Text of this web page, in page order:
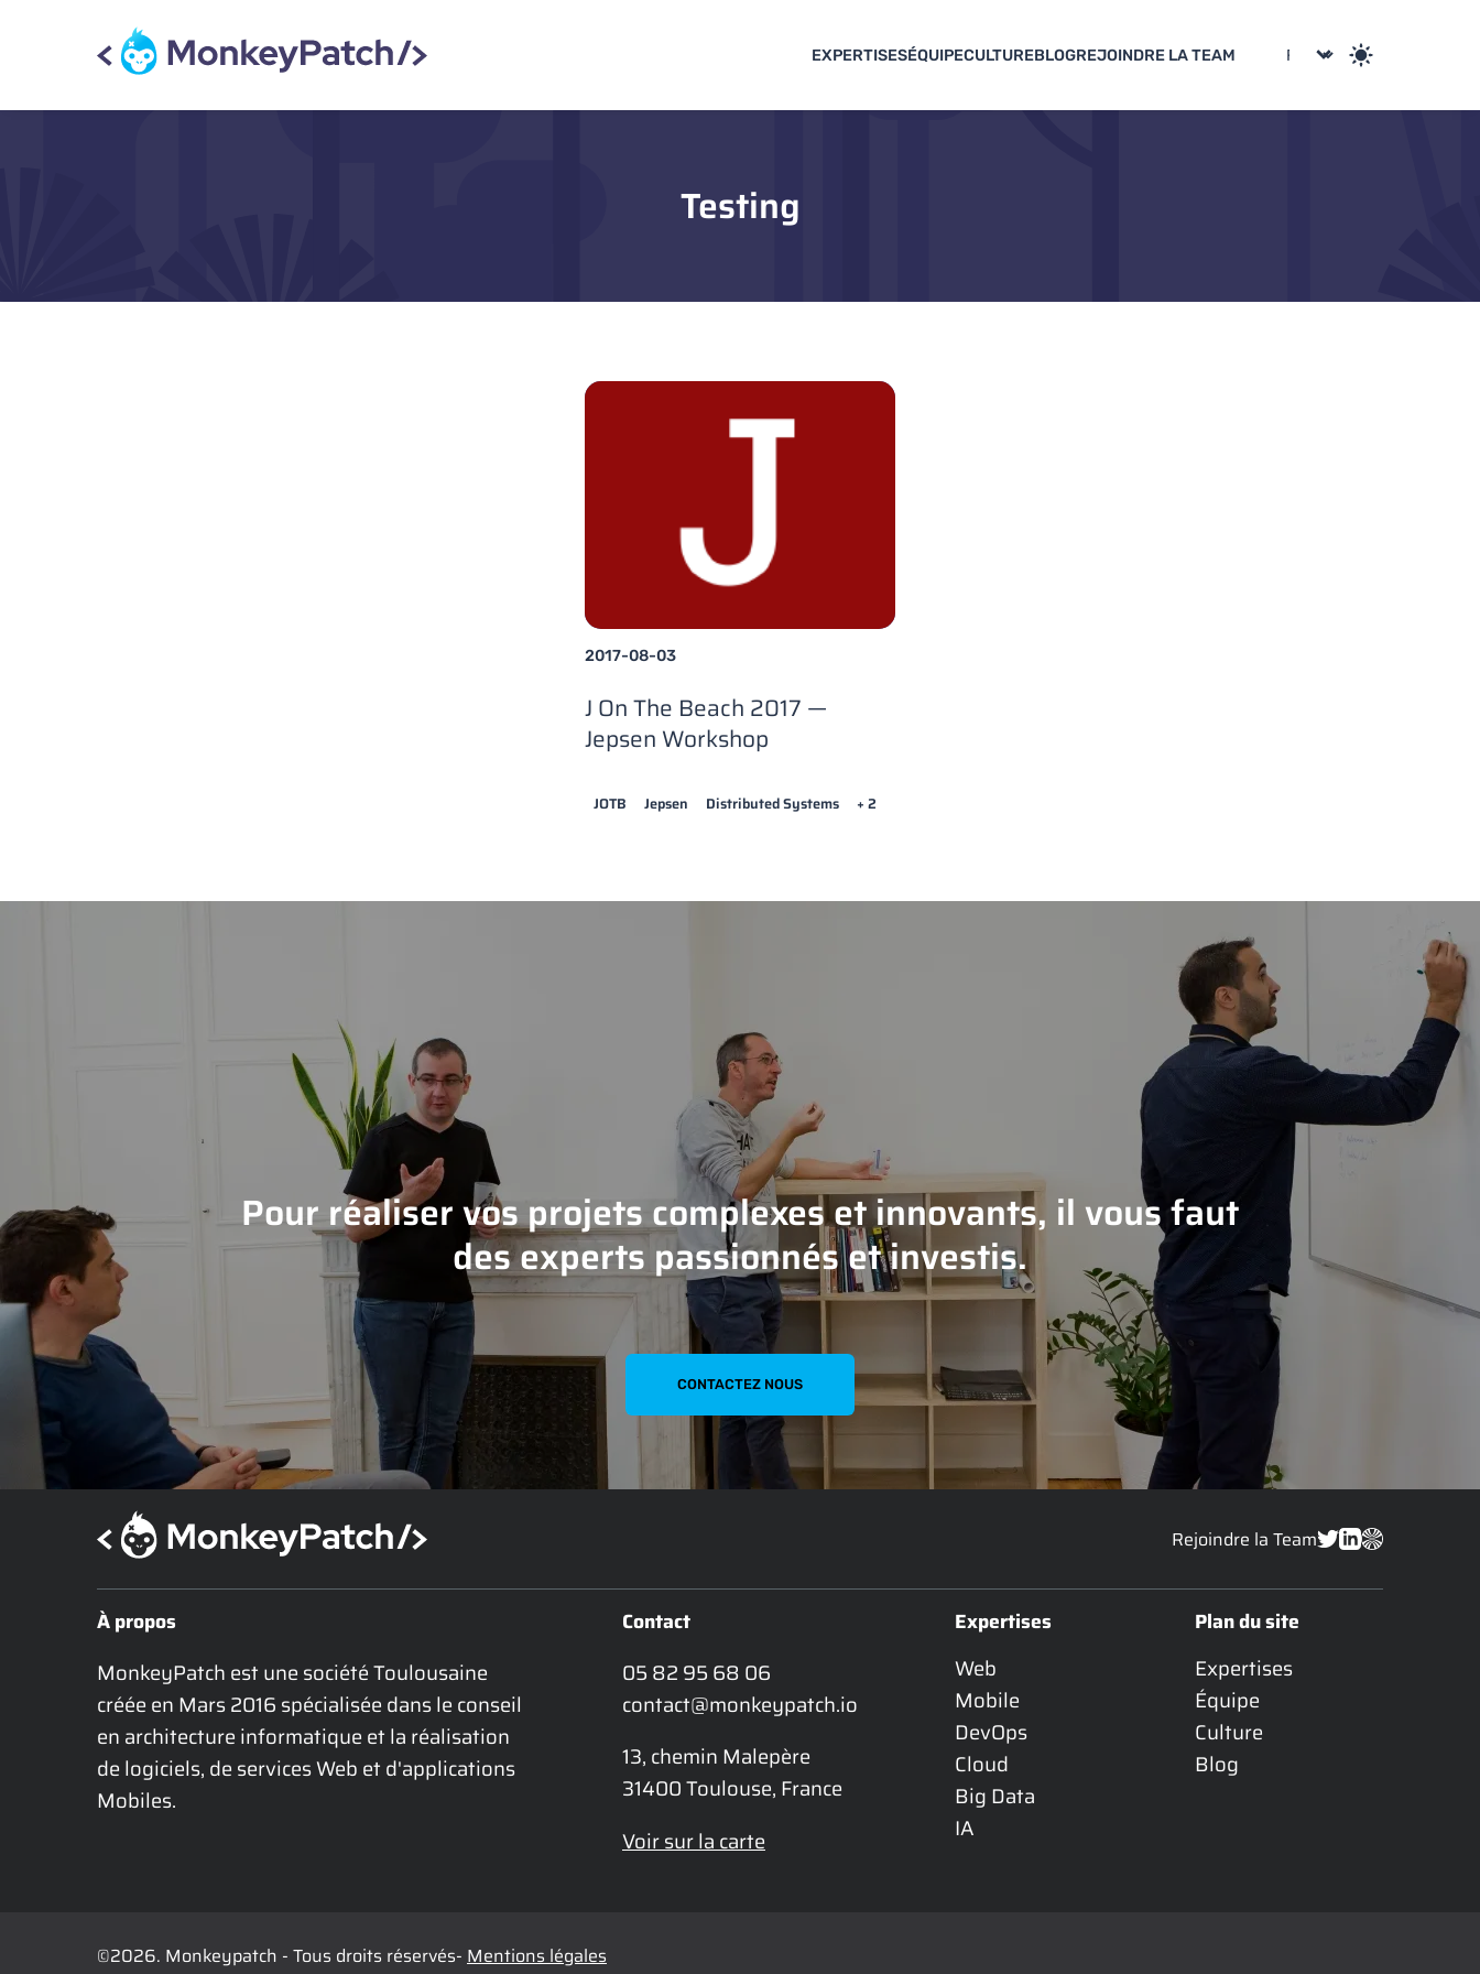
EXPERTISESÉQUIPECULTUREBLOGREJOINDRE LA TEAM
Testing
2017-08-03
J On The Beach 2017 —
Jepsen Workshop
JOTB Jepsen Distributed Systems + 2
Pour réaliser vos projets complexes et innovants, il vous faut
des experts passionnés et investis.
CONTACTEZ NOUS
Rejoindre la Team
À propos
MonkeyPatch est une société Toulousaine
créée en Mars 2016 spécialisée dans le conseil
en architecture informatique et la réalisation
de logiciels, de services Web et d'applications
Mobiles.
Contact
05 82 95 68 06
contact@monkeypatch.io
13, chemin Malepère
31400 Toulouse, France
Voir sur la carte
Expertises
Web
Mobile
DevOps
Cloud
Big Data
IA
Plan du site
Expertises
Équipe
Culture
Blog
©2026. Monkeypatch - Tous droits réservés- Mentions légales